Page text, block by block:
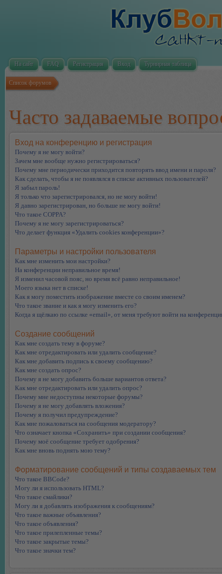
На сайт FAQ Регистрация Вход Турнирная таблица
Список форумов
Часто задаваемые
Вход на конференцию и регистрация
Почему я не могу войти?
Зачем мне вообще нужно регистрироваться?
Почему мне периодически приходится повторять ввод имени и пароля?
Как сделать, чтобы я не появлялся в списке активных пользователей?
Я забыл пароль!
Я только что зарегистрировался, но не могу войти!
Я давно зарегистрирован, но больше не могу войти!
Что такое COPPA?
Почему я не могу зарегистрироваться?
Что делает функция «Удалить cookies конференции»?
Параметры и настройки пользователя
Как мне изменить мои настройки?
На конференции неправильное время!
Я изменил часовой пояс, но время всё равно неправильное!
Моего языка нет в списке!
Как я могу поместить изображение вместе со своим именем?
Что такое звание и как я могу изменить его?
Когда я щёлкаю по ссылке «email», от меня требуют войти на
Создание сообщений
Как мне создать тему в форуме?
Как мне отредактировать или удалить сообщение?
Как мне добавить подпись к своему сообщению?
Как мне создать опрос?
Почему я не могу добавить больше вариантов ответа?
Как мне отредактировать или удалить опрос?
Почему мне недоступны некоторые форумы?
Почему я не могу добавлять вложения?
Почему я получил предупреждение?
Как мне пожаловаться на сообщения модератору?
Что означает кнопка «Сохранить» при создании сообщения?
Почему моё сообщение требует одобрения?
Как мне вновь поднять мою тему?
Форматирование сообщений и типы создаваемых тем
Что такое BBCode?
Могу ли я использовать HTML?
Что такое смайлики?
Могу ли я добавлять изображения к сообщениям?
Что такое важные объявления?
Что такое объявления?
Что такое прилепленные темы?
Что такое закрытые темы?
Что такое значки тем?